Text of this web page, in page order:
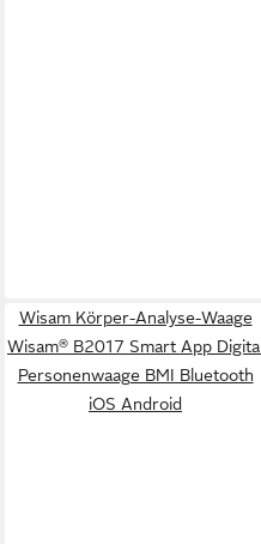
Wisam Körper-Analyse-Waage
Wisam® B2017 Smart App Digital
Personenwaage BMI Bluetooth
iOS Android